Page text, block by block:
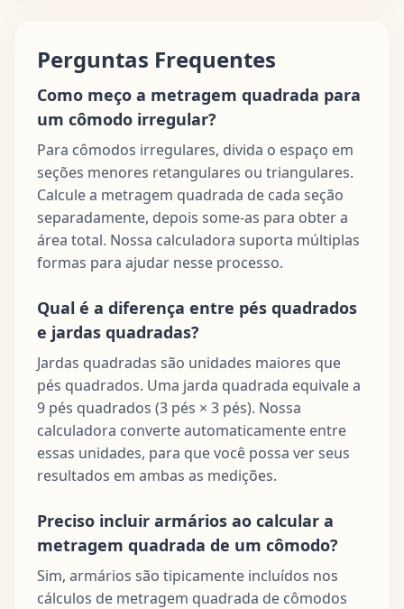
Perguntas Frequentes
Como meço a metragem quadrada para
um cômodo irregular?
Para cômodos irregulares, divida o espaço em
seções menores retangulares ou triangulares.
Calcule a metragem quadrada de cada seção
separadamente, depois some-as para obter a
área total. Nossa calculadora suporta múltiplas
formas para ajudar nesse processo.
Qual é a diferença entre pés quadrados
e jardas quadradas?
Jardas quadradas são unidades maiores que
pés quadrados. Uma jarda quadrada equivale a
9 pés quadrados (3 pés × 3 pés). Nossa
calculadora converte automaticamente entre
essas unidades, para que você possa ver seus
resultados em ambas as medições.
Preciso incluir armários ao calcular a
metragem quadrada de um cômodo?
Sim, armários são tipicamente incluídos nos
cálculos de metragem quadrada de cômodos